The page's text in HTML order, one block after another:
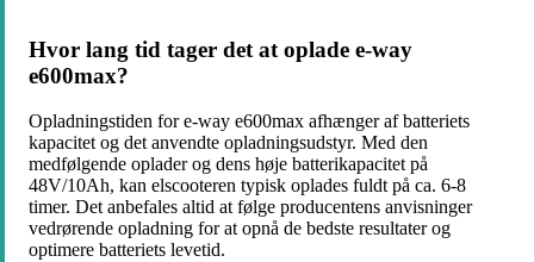
Hvor lang tid tager det at oplade e-way
e600max?
Opladningstiden for e-way e600max afhænger af batteriets
kapacitet og det anvendte opladningsudstyr. Med den
medfølgende oplader og dens høje batterikapacitet på
48V/10Ah, kan elscooteren typisk oplades fuldt på ca. 6-8
timer. Det anbefales altid at følge producentens anvisninger
vedrørende opladning for at opnå de bedste resultater og
optimere batteriets levetid.